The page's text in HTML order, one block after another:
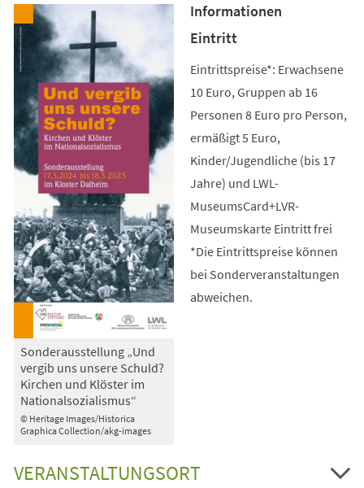
© Heritage Images/Historica
Graphica Collection/akg-images
Sonderausstellung „Und
vergib uns unsere Schuld?
Kirchen und Klöster im
Nationalsozialismus“
Informationen
Eintritt
Eintrittspreise*: Erwachsene
10 Euro, Gruppen ab 16
Personen 8 Euro pro Person,
ermäßigt 5 Euro,
Kinder/Jugendliche (bis 17
Jahre) und LWL-
MuseumsCard+LVR-
Museumskarte Eintritt frei
*Die Eintrittspreise können
bei Sonderveranstaltungen
abweichen.
VERANSTALTUNGSORT